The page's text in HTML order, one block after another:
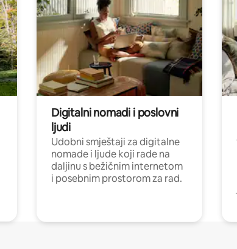
Digitalni nomadi i poslovni
ljudi
Udobni smještaji za digitalne
nomade i ljude koji rade na
daljinu s bežičnim internetom
i posebnim prostorom za rad.